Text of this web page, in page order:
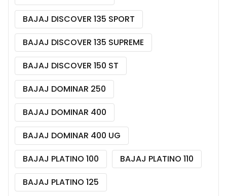
BAJAJ DISCOVER 135 SPORT
BAJAJ DISCOVER 135 SUPREME
BAJAJ DISCOVER 150 ST
BAJAJ DOMINAR 250
BAJAJ DOMINAR 400
BAJAJ DOMINAR 400 UG
BAJAJ PLATINO 100
BAJAJ PLATINO 110
BAJAJ PLATINO 125